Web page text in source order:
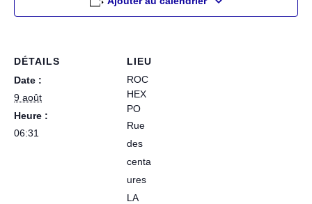
DÉTAILS
Date :
9 août
Heure :
06:31
LIEU
ROC
HEX
PO
Rue
des
centa
ures
LA